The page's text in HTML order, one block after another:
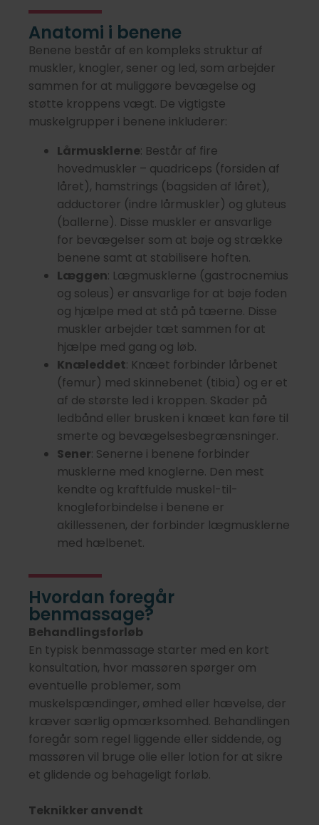
Anatomi i benene
Benene består af en kompleks struktur af
muskler, knogler, sener og led, som arbejder
sammen for at muliggøre bevægelse og
støtte kroppens vægt. De vigtigste
muskelgrupper i benene inkluderer:
Lårmusklerne: Består af fire
hovedmuskler – quadriceps (forsiden af
låret), hamstrings (bagsiden af låret),
adductorer (indre lårmuskler) og gluteus
(ballerne). Disse muskler er ansvarlige
for bevægelser som at bøje og strække
benene samt at stabilisere hoften.
Læggen: Lægmusklerne (gastrocnemius
og soleus) er ansvarlige for at bøje foden
og hjælpe med at stå på tæerne. Disse
muskler arbejder tæt sammen for at
hjælpe med gang og løb.
Knæleddet: Knæet forbinder lårbenet
(femur) med skinnebenet (tibia) og er et
af de største led i kroppen. Skader på
ledbånd eller brusken i knæet kan føre til
smerte og bevægelsesbegrænsninger.
Sener: Senerne i benene forbinder
musklerne med knoglerne. Den mest
kendte og kraftfulde muskel-til-
knogleforbindelse i benene er
akillessenen, der forbinder lægmusklerne
med hælbenet.
Hvordan foregår
benmassage?
Behandlingsforløb
En typisk benmassage starter med en kort
konsultation, hvor massøren spørger om
eventuelle problemer, som
muskelspændinger, ømhed eller hævelse, der
kræver særlig opmærksomhed. Behandlingen
foregår som regel liggende eller siddende, og
massøren vil bruge olie eller lotion for at sikre
et glidende og behageligt forløb.
Teknikker anvendt